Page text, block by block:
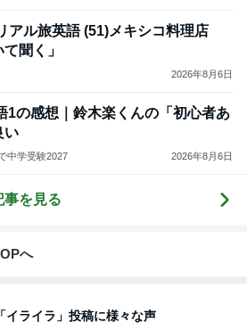
アル旅英語 (51)メキシコ料理店
聞く」
2026年8月6日
1の感想｜鈴木楽くんの「初心者あ
い
中学受験2027 2026年8月6日
事を見る
へ
イライラ」投稿に様々な声